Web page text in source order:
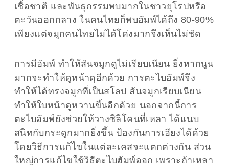
เชื้อชาติ และพันธุกรรมพบมากในชาวยุโรปหรือ
ตะวันออกกลาง ในคนไทยก็พบฮัมพ์ได้ถึง 80-90%
เพียงแต่จมูกคนไทยไม่ได้โด่งมากจึงเห็นไม่ชัด
การมีฮัมพ์ ทำให้สันจมูกดูไม่เรียบเนียน ยิ่งหากนูน
มากจะทำให้ดูหน้าดุอีกด้วย การตะไบฮัมพ์จึง
ทำให้ได้ทรงจมูกที่เป็นสโลป สันจมูกเรียบเนียน
ทำให้ใบหน้าดูหวานขึ้นอีกด้วย นอกจากนี้การ
ตะไบฮัมพ์ยังช่วยให้วางซิลิโคนที่เหลา ได้แนบ
สนิทกับกระดูกมากยิ่งขึ้น ป้องกันการเอียงได้ด้วย
โดยวิธีการแก้ไขในแต่ละเคสจะแตกต่างกัน ส่วน
ใหญ่การแก้ไขใช้วิธีตะไบฮัมพ์ออก เพราะถ้าเหลา